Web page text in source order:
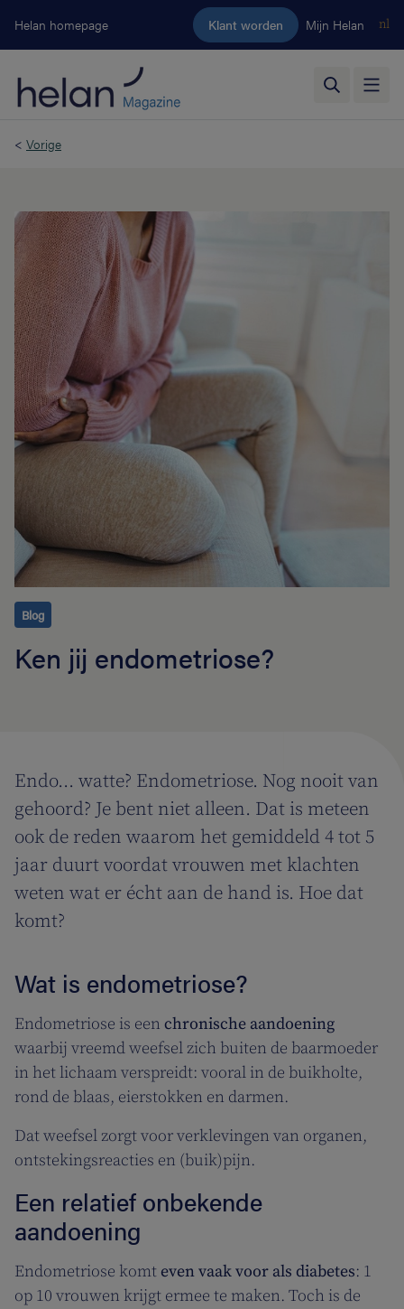
Ga naar de hoofdinhoud
Helan homepage Klant worden Mijn Helan nl
< Vorige
Blog
Ken jij endometriose?
Endo... watte? Endometriose. Nog nooit van
gehoord? Je bent niet alleen. Dat is meteen
ook de reden waarom het gemiddeld 4 tot 5
jaar duurt voordat vrouwen met klachten
weten wat er écht aan de hand is. Hoe dat
komt?
Wat is endometriose?
Endometriose is een chronische aandoening
waarbij vreemd weefsel zich buiten de baarmoeder
in het lichaam verspreidt: vooral in de buikholte,
rond de blaas, eierstokken en darmen.
Dat weefsel zorgt voor verklevingen van organen,
ontstekingsreacties en (buik)pijn.
Een relatief onbekende
aandoening
Endometriose komt even vaak voor als diabetes: 1
op 10 vrouwen krijgt ermee te maken. Toch is de